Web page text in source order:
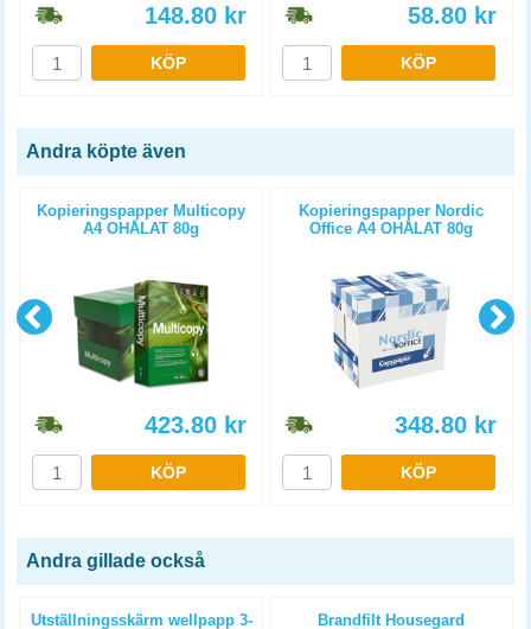
148.80 kr
KÖP
58.80 kr
KÖP
Andra köpte även
Kopieringspapper Multicopy
A4 OHÅLAT 80g
423.80 kr
KÖP
Kopieringspapper Nordic
Office A4 OHÅLAT 80g
348.80 kr
KÖP
Andra gillade också
Utställningsskärm wellpapp 3-
Brandfilt Housegard